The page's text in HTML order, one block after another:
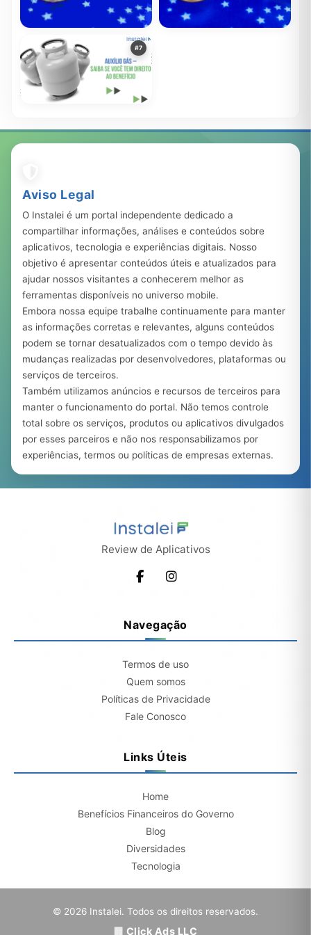
Descubra Como os
Programas do Governo
Podem Transformar a Sua
Vida!
678.161 20 mar, 2023
#7
tem direito ao benefício
Aviso Legal
O Instalei é um portal independente dedicado a
compartilhar informações, análises e conteúdos sobre
aplicativos, tecnologia e experiências digitais. Nosso
objetivo é apresentar conteúdos úteis e atualizados para
ajudar nossos visitantes a conhecerem melhor as
ferramentas disponíveis no universo mobile.
Embora nossa equipe trabalhe continuamente para manter
as informações corretas e relevantes, alguns conteúdos
podem se tornar desatualizados com o tempo devido às
mudanças realizadas por desenvolvedores, plataformas ou
serviços de terceiros.
Também utilizamos anúncios e recursos de terceiros para
manter o funcionamento do portal. Não temos controle
total sobre os serviços, produtos ou aplicativos divulgados
por esses parceiros e não nos responsabilizamos por
experiências, termos ou políticas de empresas externas.
Review de Aplicativos
Navegação
Termos de uso
Quem somos
Políticas de Privacidade
Fale Conosco
Links Úteis
Home
Benefícios Financeiros do Governo
Blog
Diversidades
Tecnologia
© 2026 Instalei. Todos os direitos reservados.
Click Ads LLC